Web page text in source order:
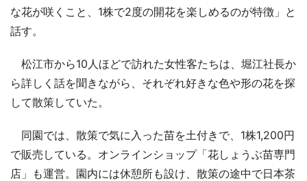
な花が咲くこと、1株で2度の開花を楽しめるのが特徴」と
話す。
松江市から10人ほどで訪れた女性客たちは、堀江社長か
ら詳しく話を聞きながら、それぞれ好きな色や形の花を探
して散策していた。
同園では、散策で気に入った苗を土付きで、1株1,200円
で販売している。オンラインショップ「花しょうぶ苗専門
店」も運営。園内には休憩所も設け、散策の途中で日本茶